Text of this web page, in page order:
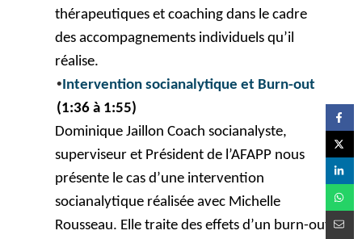
thérapeutiques et coaching dans le cadre
des accompagnements individuels qu’il
réalise.
•Intervention socianalytique et Burn-out
(1:36 à 1:55)
Dominique Jaillon Coach socianalyste,
superviseur et Président de l’AFAPP nous
présente le cas d’une intervention
socianalytique réalisée avec Michelle
Rousseau. Elle traite des effets d’un burn-out